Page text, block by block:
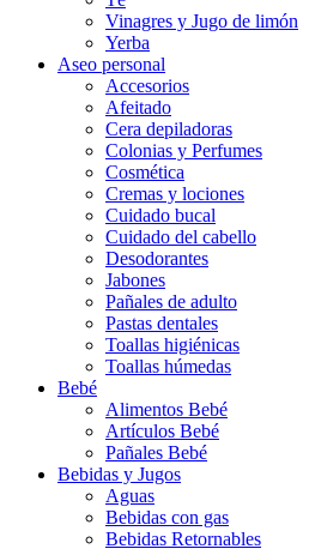
Vinagres y Jugo de limón
Yerba
Aseo personal
Accesorios
Afeitado
Cera depiladoras
Colonias y Perfumes
Cosmética
Cremas y lociones
Cuidado bucal
Cuidado del cabello
Desodorantes
Jabones
Pañales de adulto
Pastas dentales
Toallas higiénicas
Toallas húmedas
Bebé
Alimentos Bebé
Artículos Bebé
Pañales Bebé
Bebidas y Jugos
Aguas
Bebidas con gas
Bebidas Retornables